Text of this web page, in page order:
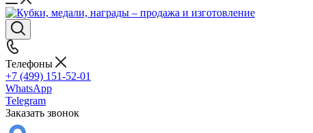
Телефоны
+7 (499) 151-52-01
WhatsApp
Telegram
Заказать звонок